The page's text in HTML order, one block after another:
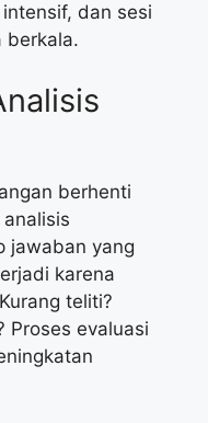
dan sesi
berkala.
berhenti
jawaban yang
karena
teliti?
Proses evaluasi